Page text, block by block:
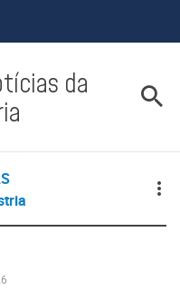
da